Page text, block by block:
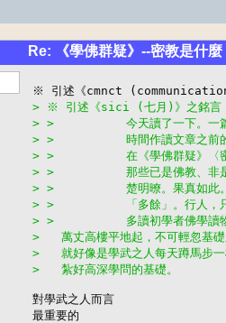
Re: 《學佛群疑》--密教是什麼
> ※ 引述《sici (七月)》之銘言
> >          今天讀了一下。一篇
> >          時間作讀文章之前的
> >          在《學佛群疑》〈密
> >          那些已是佛教、非是
> >          楚明暸。果真如此。
> >          「多餘」。行人，只
> >          多讀初學者佛學讀
>   萬丈高樓平地起，不可輕忽基礎
>   就好像是學武之人每天蹲馬
>   紮好高深學問的基礎。
對學武之人而言
最重要的